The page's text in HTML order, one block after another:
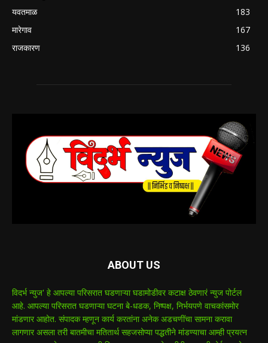
यवतमाळ
183
मारेगाव
167
राजकारण
136
ABOUT US
विदर्भ न्युज' हे आपल्या परिसरात घडणाऱ्या घडामोडीवर कटाक्ष ठेवणारं न्युज पोर्टल
आहे. आपल्या परिसरात घडणाऱ्या घटना बे-धडक, निष्पक्ष, निर्भयपणे वाचकांसमोर
मांडणार आहोत. संपादक म्हणून कार्य करतांना अनेक अडचणींचा सामना करावा
लागणार असला तरी बातमीचा मतितार्थ सहजसोप्या पद्धतीने मांडण्याचा आम्ही प्रयत्न